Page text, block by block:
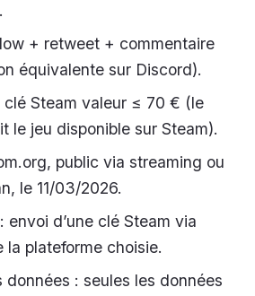
+ retweet + commentaire
équivalente sur Discord).
clé Steam valeur ≤ 70 € (le
le jeu disponible sur Steam).
public via streaming ou
le 11/03/2026.
envoi d’une clé Steam via
la plateforme choisie.
données : seules les données